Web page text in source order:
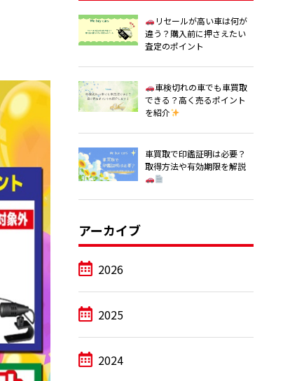
リセールが高い車は何が
違う？購入前に押さえたい
査定のポイント
車検切れの車でも車買取
できる？高く売るポイント
を紹介
車買取で印鑑証明は必要？
取得方法や有効期限を解説
アーカイブ
2026
2025
2024